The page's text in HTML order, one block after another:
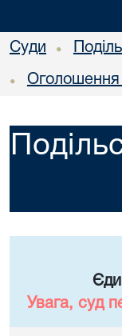
Суди •
• Оголошення
Увага, суд